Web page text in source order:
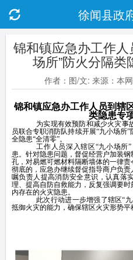
徐闻县政
锦和镇应急办工作
场所”防火分隔
作者：图/文: 来源：本
锦和镇应急办工作人员到辖
类隐患专
为实现有效预防和减少火灾事
员联合专职消防队持续开展“九小场所
全隐患“全清零”。
工作人员深入辖区“九小场所
患。针对隐患问题，督促经营户加装
孔，对易燃可燃材料隔断墙体的一律
彻底的，应急办继续督促指导商户负
嘱负责人提高消防安全意识，认真落
理、提高自防自救能力，反复强调要
内存在的火灾隐患。
此次行动进一步增强了辖区“
抵御火灾的能力，确保辖区火灾形势平